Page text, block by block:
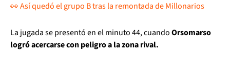
👀 Así quedó el grupo B tras la remontada de Millonarios
La jugada se presentó en el minuto 44, cuandoOrsomarso
logró acercarse con peligro a la zona rival.